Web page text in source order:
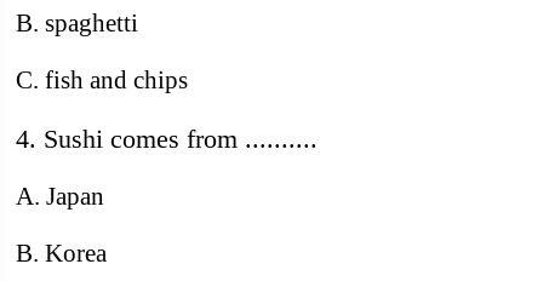
B. spaghetti
C. fish and chips
4. Sushi comes from ..........
A. Japan
B. Korea